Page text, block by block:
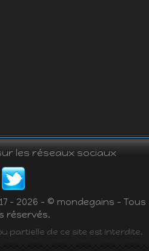
les réseaux sociaux
- 2026 - © mondegains - Tous
réservés.
partielle de ce site est interdite.